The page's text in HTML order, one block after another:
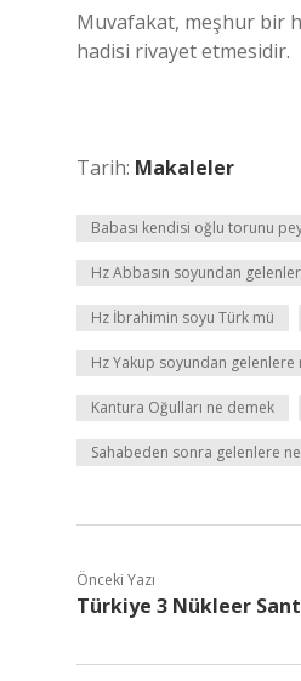
Muvafakat, meşhur bir
hadisi rivayet etmesidir.
Tarih: Makaleler
Babası kendisi oğlu torunu
Hz Abbasın soyundan
Hz İbrahimin soyu Türk mü
Hz Yakup soyundan gelenlere
Kantura Oğulları ne demek
Sahabeden sonra gelenlere
Önceki Yazı
Türkiye 3 Nükleer